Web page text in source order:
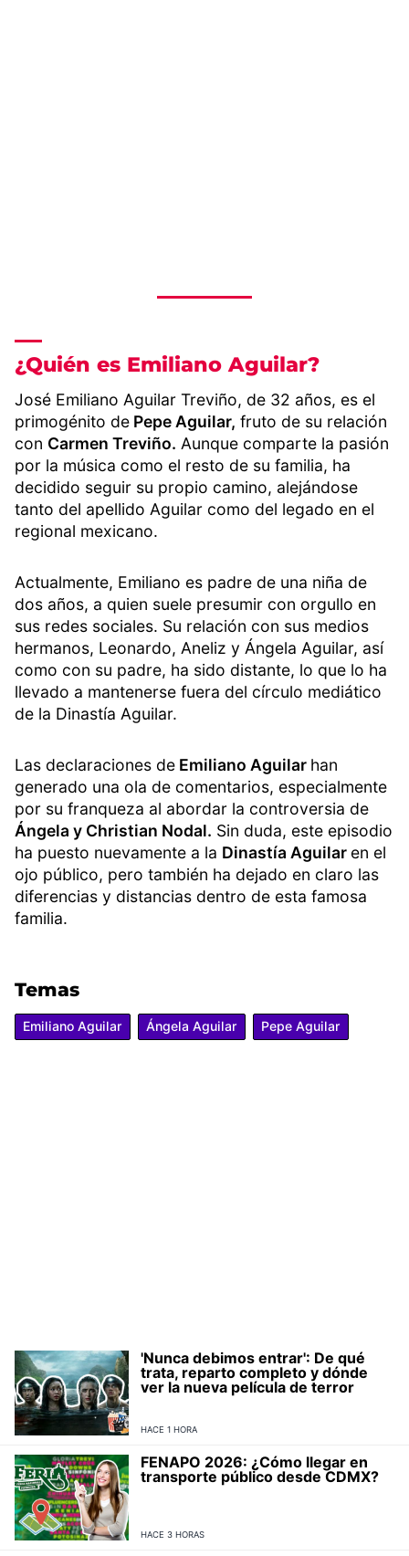
¿Quién es Emiliano Aguilar?
José Emiliano Aguilar Treviño, de 32 años, es el
primogénito de Pepe Aguilar, fruto de su relación
con Carmen Treviño. Aunque comparte la pasión
por la música como el resto de su familia, ha
decidido seguir su propio camino, alejándose
tanto del apellido Aguilar como del legado en el
regional mexicano.
Actualmente, Emiliano es padre de una niña de
dos años, a quien suele presumir con orgullo en
sus redes sociales. Su relación con sus medios
hermanos, Leonardo, Aneliz y Ángela Aguilar, así
como con su padre, ha sido distante, lo que lo ha
llevado a mantenerse fuera del círculo mediático
de la Dinastía Aguilar.
Las declaraciones de Emiliano Aguilar han
generado una ola de comentarios, especialmente
por su franqueza al abordar la controversia de
Ángela y Christian Nodal. Sin duda, este episodio
ha puesto nuevamente a la Dinastía Aguilar en el
ojo público, pero también ha dejado en claro las
diferencias y distancias dentro de esta famosa
familia.
Temas
Emiliano Aguilar Ángela Aguilar Pepe Aguilar
'Nunca debimos entrar': De qué
trata, reparto completo y dónde
ver la nueva película de terror
HACE 1 HORA
FENAPO 2026: ¿Cómo llegar en
transporte público desde CDMX?
HACE 3 HORAS